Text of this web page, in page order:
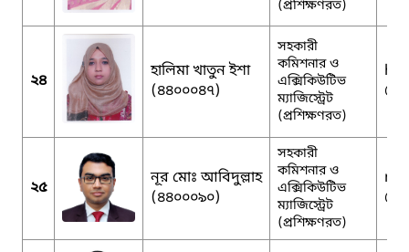
(প্রশিক্ষণরত)
২৪
হালিমা খাতুন ইশা
(৪৪০০০৪৭)
সহকারী
কমিশনার ও
এক্সিকিউটিভ
ম্যাজিস্ট্রেট
(প্রশিক্ষণরত)
২৫
নূর মোঃ আবিদুল্লাহ
(৪৪০০০৯০)
সহকারী
কমিশনার ও
এক্সিকিউটিভ
ম্যাজিস্ট্রেট
(প্রশিক্ষণরত)